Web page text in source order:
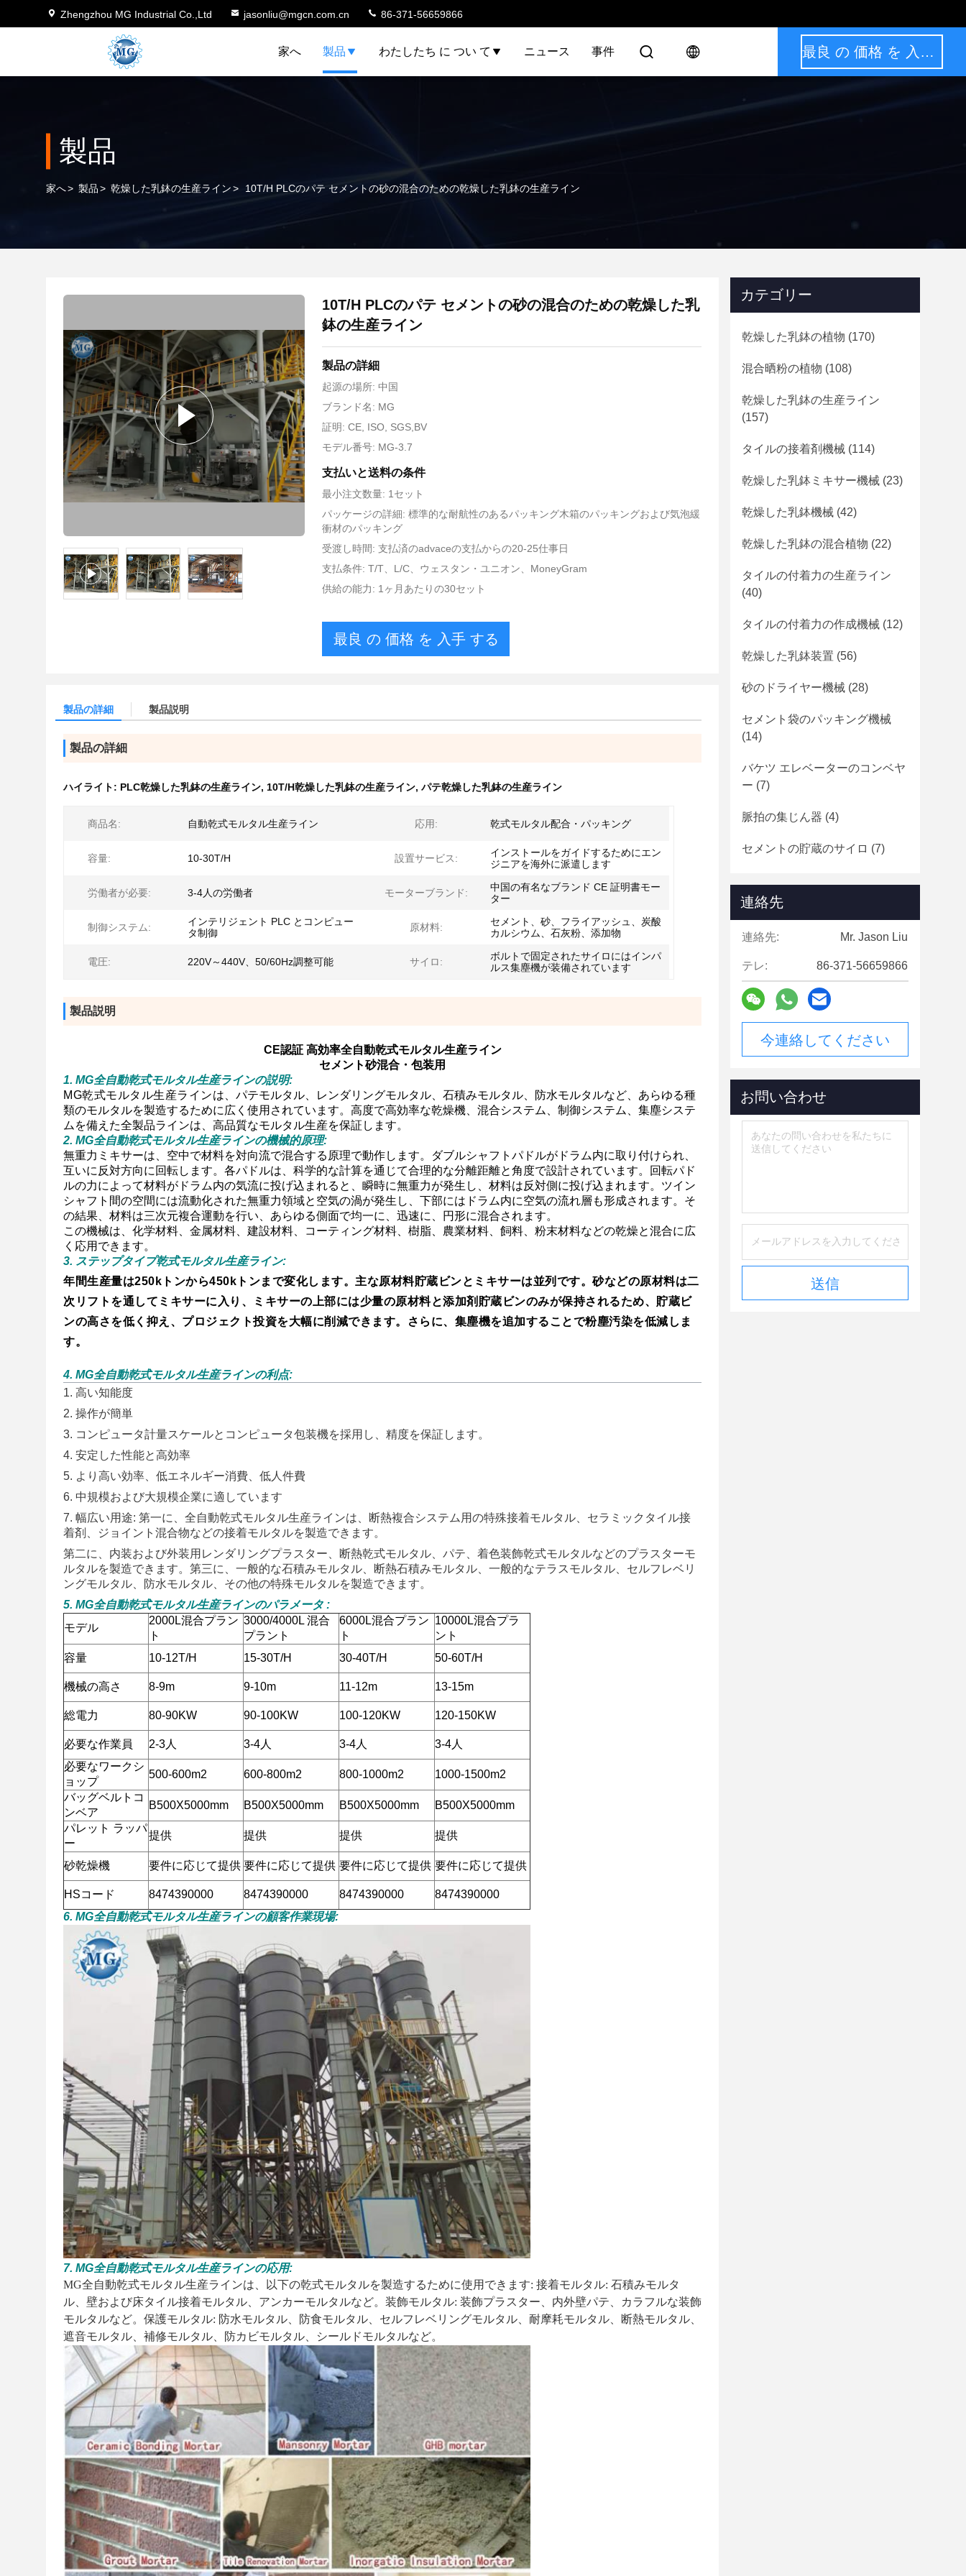
Zhengzhou MG Industrial Co.,Ltd jasonliu@mgcn.com.cn 86-371-56659866
家へ 製品 わたしたち に つい て ニュース 事件 最良 の 価格 を 入手 する
製品
家へ> 製品> 乾燥した乳鉢の生産ライン> 10T/H PLCのパテ セメントの砂の混合のための乾燥した乳鉢の生産ライン
10T/H PLCのパテ セメントの砂の混合のための乾燥した乳
鉢の生産ライン
製品の詳細
起源の場所: 中国
ブランド名: MG
証明: CE, ISO, SGS,BV
モデル番号: MG-3.7
支払いと送料の条件
最小注文数量: 1セット
パッケージの詳細: 標準的な耐航性のあるパッキング木箱のパッキングおよび気泡緩
衝材のパッキング
受渡し時間: 支払済のadvaceの支払からの20-25仕事日
支払条件: T/T、L/C、ウェスタン・ユニオン、MoneyGram
供給の能力: 1ヶ月あたりの30セット
最良 の 価格 を 入手 する
製品の詳細 製品説明
製品の詳細
ハイライト: PLC乾燥した乳鉢の生産ライン, 10T/H乾燥した乳鉢の生産ライン, パテ乾燥した乳鉢の生産ライン
商品名: 自動乾式モルタル生産ライン 応用: 乾式モルタル配合・パッキング
容量: 10-30T/H 設置サービス:
インストールをガイドするためにエン
ジニアを海外に派遣します
労働者が必要: 3-4人の労働者 モーターブランド:
中国の有名なブランド CE 証明書モー
ター
制御システム:
インテリジェント PLC とコンピュー
タ制御
原材料:
セメント、砂、フライアッシュ、炭酸
カルシウム、石灰粉、添加物
電圧: 220V～440V、50/60Hz調整可能 サイロ:
ボルトで固定されたサイロにはインパ
ルス集塵機が装備されています
製品説明
CE認証 高効率全自動乾式モルタル生産ライン
セメント砂混合・包装用
1. MG全自動乾式モルタル生産ラインの説明:
MG乾式モルタル生産ラインは、パテモルタル、レンダリングモルタル、石積みモルタル、防水モルタルなど、あらゆる種
類のモルタルを製造するために広く使用されています。高度で高効率な乾燥機、混合システム、制御システム、集塵システ
ムを備えた全製品ラインは、高品質なモルタル生産を保証します。
2. MG全自動乾式モルタル生産ラインの機械的原理:
無重力ミキサーは、空中で材料を対向流で混合する原理で動作します。ダブルシャフトパドルがドラム内に取り付けられ、
互いに反対方向に回転します。各パドルは、科学的な計算を通じて合理的な分離距離と角度で設計されています。回転パド
ルの力によって材料がドラム内の気流に投げ込まれると、瞬時に無重力が発生し、材料は反対側に投げ込まれます。ツイン
シャフト間の空間には流動化された無重力領域と空気の渦が発生し、下部にはドラム内に空気の流れ層も形成されます。そ
の結果、材料は三次元複合運動を行い、あらゆる側面で均一に、迅速に、円形に混合されます。
この機械は、化学材料、金属材料、建設材料、コーティング材料、樹脂、農業材料、飼料、粉末材料などの乾燥と混合に広
く応用できます。
3. ステップタイプ乾式モルタル生産ライン:
年間生産量は250kトンから450kトンまで変化します。主な原材料貯蔵ビンとミキサーは並列です。砂などの原材料は二
次リフトを通してミキサーに入り、ミキサーの上部には少量の原材料と添加剤貯蔵ビンのみが保持されるため、貯蔵ビ
ンの高さを低く抑え、プロジェクト投資を大幅に削減できます。さらに、集塵機を追加することで粉塵汚染を低減しま
す。
4. MG全自動乾式モルタル生産ラインの利点:
1. 高い知能度
2. 操作が簡単
3. コンピュータ計量スケールとコンピュータ包装機を採用し、精度を保証します。
4. 安定した性能と高効率
5. より高い効率、低エネルギー消費、低人件費
6. 中規模および大規模企業に適しています
7. 幅広い用途: 第一に、全自動乾式モルタル生産ラインは、断熱複合システム用の特殊接着モルタル、セラミックタイル接
着剤、ジョイント混合物などの接着モルタルを製造できます。
第二に、内装および外装用レンダリングプラスター、断熱乾式モルタル、パテ、着色装飾乾式モルタルなどのプラスターモ
ルタルを製造できます。第三に、一般的な石積みモルタル、断熱石積みモルタル、一般的なテラスモルタル、セルフレベリ
ングモルタル、防水モルタル、その他の特殊モルタルを製造できます。
5. MG全自動乾式モルタル生産ラインのパラメータ :
モデル
2000L混合プラン
ト
3000/4000L 混合
プラント
6000L混合プラン
ト
10000L混合プラ
ント
容量
10-12T/H 15-30T/H 30-40T/H 50-60T/H
機械の高さ 8-9m 9-10m 11-12m 13-15m
総電力 80-90KW 90-100KW 100-120KW 120-150KW
必要な作業員 2-3人 3-4人 3-4人
3-4人
必要なワークシ
ョップ
500-600m2 600-800m2 800-1000m2
1000-1500m2
バッグベルトコ
ンベア
B500X5000mm B500X5000mm B500X5000mm
B500X5000mm
パレット ラッパ
ー
提供 提供 提供 提供
砂乾燥機 要件に応じて提供 要件に応じて提供 要件に応じて提供 要件に応じて提供
HSコード 8474390000 8474390000 8474390000
8474390000
6. MG全自動乾式モルタル生産ラインの顧客作業現場:
7. MG全自動乾式モルタル生産ラインの応用:
MG全自動乾式モルタル生産ラインは、以下の乾式モルタルを製造するために使用できます: 接着モルタル: 石積みモルタ
ル、壁および床タイル接着モルタル、アンカーモルタルなど。装飾モルタル: 装飾プラスター、内外壁パテ、カラフルな装飾
モルタルなど。保護モルタル: 防水モルタル、防食モルタル、セルフレベリングモルタル、耐摩耗モルタル、断熱モルタル、
遮音モルタル、補修モルタル、防カビモルタル、シールドモルタルなど。
カテゴリー
乾燥した乳鉢の植物 (170)
混合晒粉の植物 (108)
乾燥した乳鉢の生産ライン
(157)
タイルの接着剤機械 (114)
乾燥した乳鉢ミキサー機械 (23)
乾燥した乳鉢機械 (42)
乾燥した乳鉢の混合植物 (22)
タイルの付着力の生産ライン
(40)
タイルの付着力の作成機械 (12)
乾燥した乳鉢装置 (56)
砂のドライヤー機械 (28)
セメント袋のパッキング機械
(14)
バケツ エレベーターのコンベヤ
ー (7)
脈拍の集じん器 (4)
セメントの貯蔵のサイロ (7)
連絡先
連絡先: Mr. Jason Liu
テレ: 86-371-56659866
今連絡してください
お問い合わせ
送信